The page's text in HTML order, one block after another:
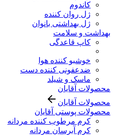
کاندوم
ژل روان کننده
ژل بهداشتی بانوان
بهداشت و سلامت
کاپ قاعدگی
خوشبو کننده هوا
ضدعفونی کننده دست
ماسک و شیلد
محصولات آقایان
محصولات آقایان
محصولات پوستی آقایان
کرم مرطوب کننده مردانه
کرم آبرسان مردانه